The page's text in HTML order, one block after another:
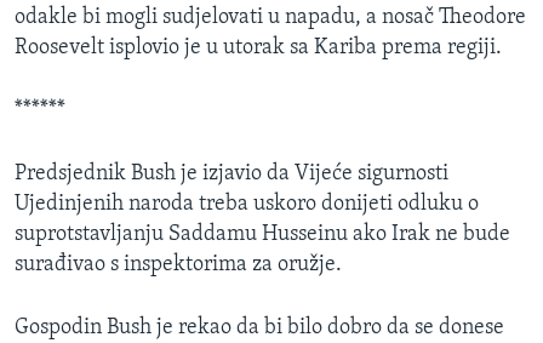
Learning English
PRATITE NAS
Jezici
odakle bi mogli sudjelovati u napadu, a nosač Theodore
Roosevelt isplovio je u utorak sa Kariba prema regiji.
******
Predsjednik Bush je izjavio da Vijeće sigurnosti
Ujedinjenih naroda treba uskoro donijeti odluku o
suprotstavljanju Saddamu Husseinu ako Irak ne bude
surađivao s inspektorima za oružje.
Gospodin Bush je rekao da bi bilo dobro da se donese